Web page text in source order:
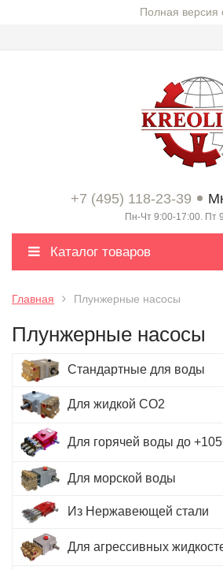
Полная версия
+7 (495) 118-23-39
Пн-Чт 9:00-17:00. Пт
Каталог товаров
Главная Плунжерные насосы
Плунжерные насосы
Стандартные для воды
Для жидкой СО2
Для горячей воды до
Для морской воды
Из Нержавеющей стали
Для агрессивных